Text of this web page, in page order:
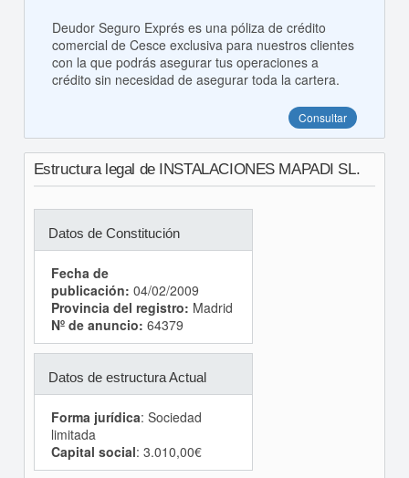
Deudor Seguro Exprés es una póliza de crédito
comercial de Cesce exclusiva para nuestros clientes
con la que podrás asegurar tus operaciones a
crédito sin necesidad de asegurar toda la cartera.
Consultar
Estructura legal de INSTALACIONES MAPADI SL.
Datos de Constitución
Fecha de
publicación: 04/02/2009
Provincia del registro: Madrid
Nº de anuncio: 64379
Datos de estructura Actual
Forma jurídica: Sociedad
limitada
Capital social: 3.010,00€